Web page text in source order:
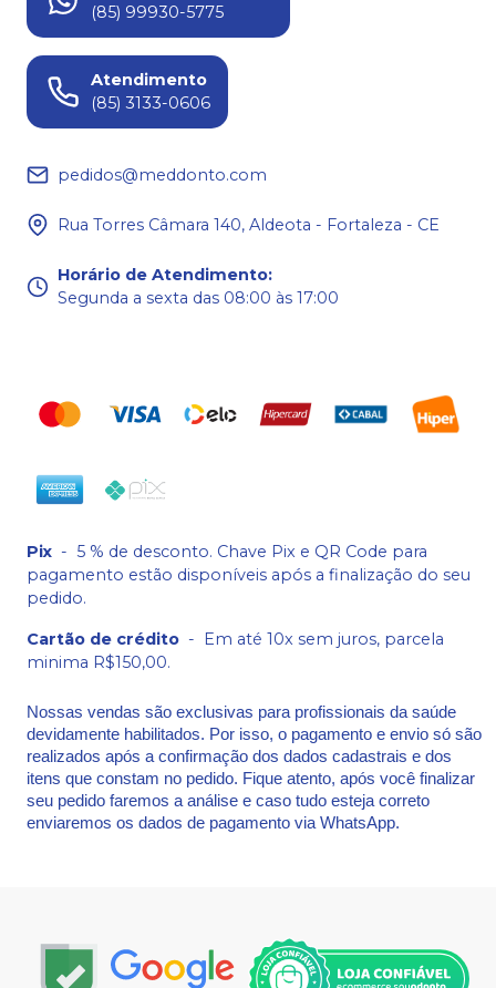
(85) 99930-5775
Atendimento
(85) 3133-0606
pedidos@meddonto.com
Rua Torres Câmara 140, Aldeota - Fortaleza - CE
Horário de Atendimento:
Segunda a sexta das 08:00 às 17:00
Pix - 5 % de desconto. Chave Pix e QR Code para
pagamento estão disponíveis após a finalização do seu
pedido.
Cartão de crédito - Em até 10x sem juros, parcela
minima R$150,00.
Nossas vendas são exclusivas para profissionais da saúde
devidamente habilitados. Por isso, o pagamento e envio só são
realizados após a confirmação dos dados cadastrais e dos
itens que constam no pedido. Fique atento, após você finalizar
seu pedido faremos a análise e caso tudo esteja correto
enviaremos os dados de pagamento via WhatsApp.